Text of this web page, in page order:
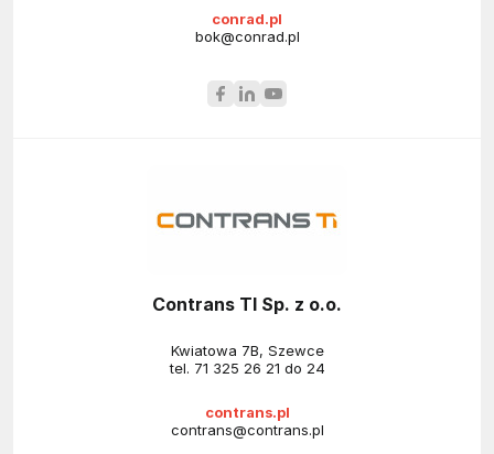
conrad.pl
bok@conrad.pl
Contrans TI Sp. z o.o.
Kwiatowa 7B, Szewce
tel. 71 325 26 21 do 24
contrans.pl
contrans@contrans.pl